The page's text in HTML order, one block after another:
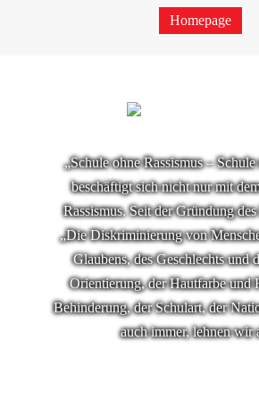
Homepage
„Schule ohne Rassismus –
beschäftigt sich nicht nur mit
Rassismus. Seit der Gründung
„Die Diskriminierung von
Glaubens, des Geschlechts und
Orientierung, der Hautfarbe und
Behinderung, der Schulart, der
auch immer, lehnen wir